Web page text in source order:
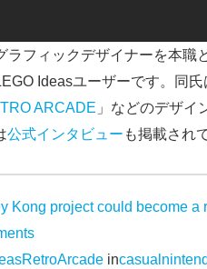
ラフィックデザイナーを本職
Ideasユーザーです。同
ARCADE 」などのデザイ
公式インタビュー も掲載され
Kong project could become a
in